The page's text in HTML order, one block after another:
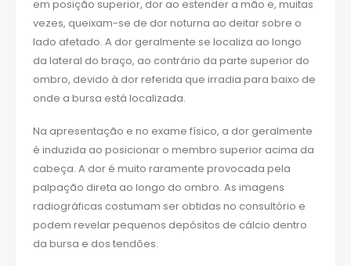
em posição superior, dor ao estender a mão e, muitas
vezes, queixam-se de dor noturna ao deitar sobre o
lado afetado. A dor geralmente se localiza ao longo
da lateral do braço, ao contrário da parte superior do
ombro, devido à dor referida que irradia para baixo de
onde a bursa está localizada.
Na apresentação e no exame físico, a dor geralmente
é induzida ao posicionar o membro superior acima da
cabeça. A dor é muito raramente provocada pela
palpação direta ao longo do ombro. As imagens
radiográficas costumam ser obtidas no consultório e
podem revelar pequenos depósitos de cálcio dentro
da bursa e dos tendões.